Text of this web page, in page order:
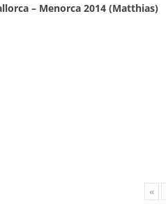
– Menorca 2014 (Matthias)
«